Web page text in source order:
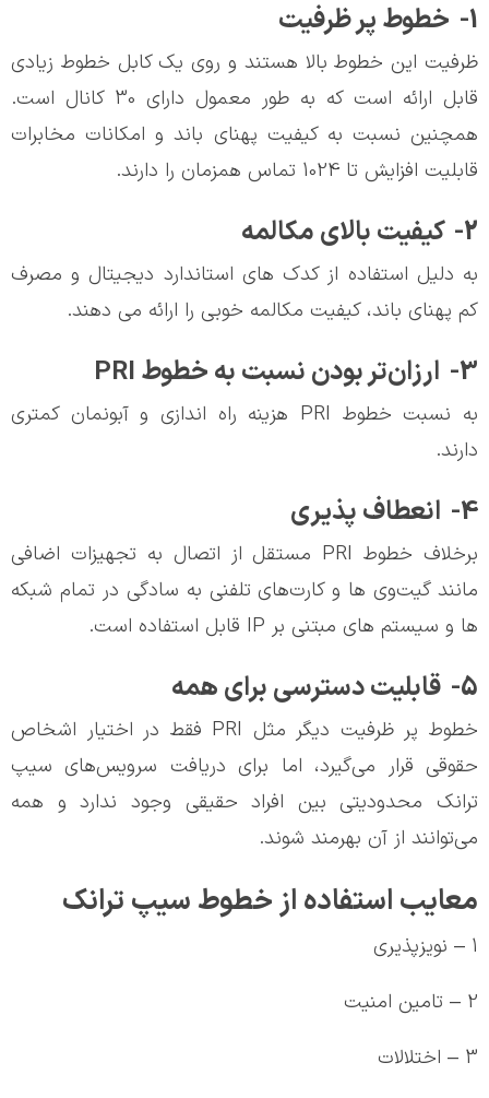
1- خطوط پر ظرفیت
ظرفیت این خطوط بالا هستند و روی یک کابل خطوط زیادی
قابل ارائه است که به طور معمول دارای 30 کانال است.
همچنین نسبت به کیفیت پهنای باند و امکانات مخابرات
قابلیت افزایش تا 1024 تماس همزمان را دارند.
2- کیفیت بالای مکالمه
به دلیل استفاده از کدک های استاندارد دیجیتال و مصرف
کم پهنای باند، کیفیت مکالمه خوبی را ارائه می دهند.
3- ارزان‌تر بودن نسبت به خطوط PRI
به نسبت خطوط PRI هزینه راه اندازی و آبونمان کمتری
دارند.
4- انعطاف پذیری
برخلاف خطوط PRI مستقل از اتصال به تجهیزات اضافی
مانند گیت‌وی ها و کارت‌های تلفنی به سادگی در تمام شبکه
ها و سیستم های مبتنی بر IP قابل استفاده است.
5- قابلیت دسترسی برای همه
خطوط پر ظرفیت دیگر مثل PRI فقط در اختیار اشخاص
حقوقی قرار می‌گیرد، اما برای دریافت سرویس‌های سیپ
ترانک محدودیتی بین افراد حقیقی وجود ندارد و همه
می‌توانند از آن بهرمند شوند.
معایب استفاده از خطوط سیپ ترانک
1 – نویزپذیری
2 – تامین امنیت
3 – اختلالات